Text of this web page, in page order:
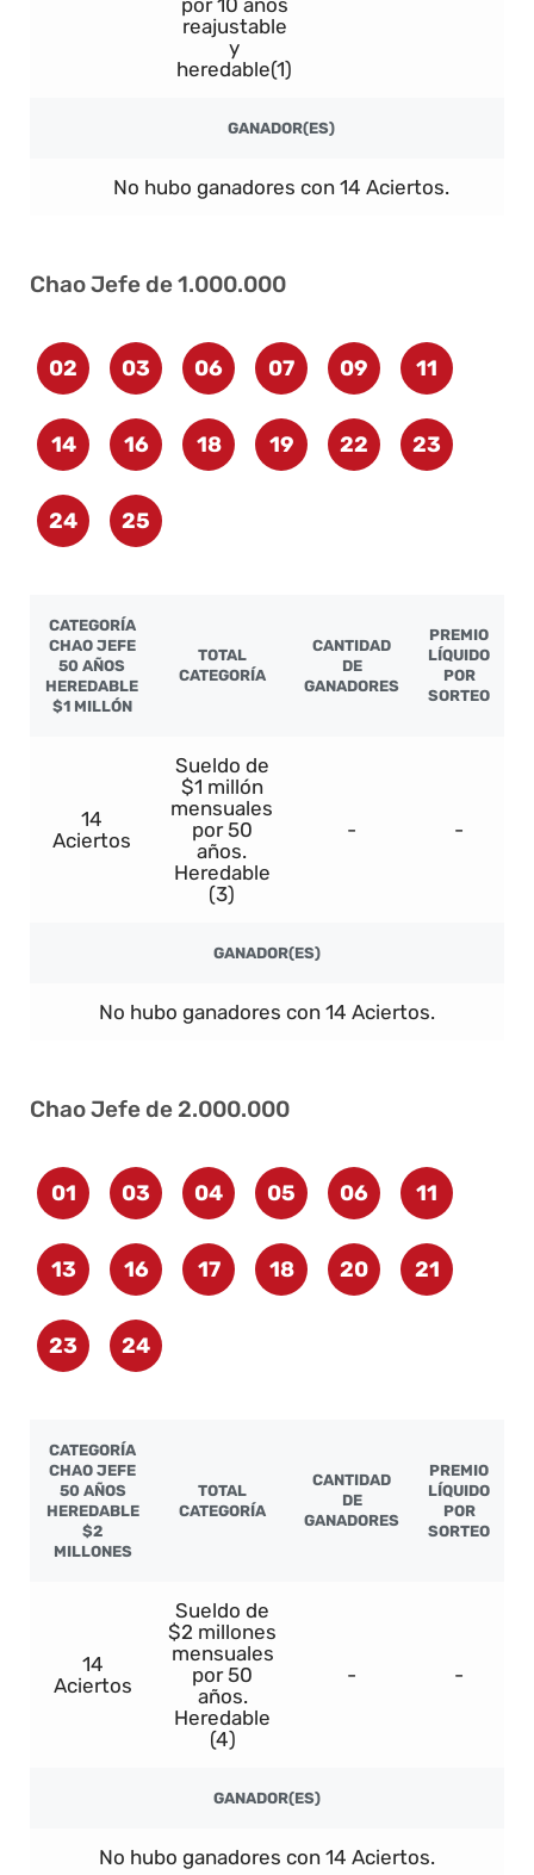
reajustable
y
heredable(1)
GANADOR(ES)
No hubo ganadores con 14 Aciertos.
Chao Jefe de 1.000.000
02 03 06 07 09 11
14 16 18 19 22 23
24 25
CATEGORÍA
CHAO JEFE
50 AÑOS
HEREDABLE
$1 MILLÓN
TOTAL
CATEGORÍA
CANTIDAD
DE
GANADORES
PREMIO
LÍQUIDO
POR
SORTEO
14
Aciertos
Sueldo de
$1 millón
mensuales
por 50
años.
Heredable
(3)
- -
GANADOR(ES)
No hubo ganadores con 14 Aciertos.
Chao Jefe de 2.000.000
01 03 04 05 06 11
13 16 17 18 20 21
23 24
CATEGORÍA
CHAO JEFE
50 AÑOS
HEREDABLE
$2
MILLONES
TOTAL
CATEGORÍA
CANTIDAD
DE
GANADORES
PREMIO
LÍQUIDO
POR
SORTEO
14
Aciertos
Sueldo de
$2 millones
mensuales
por 50
años.
Heredable
(4)
- -
GANADOR(ES)
No hubo ganadores con 14 Aciertos.